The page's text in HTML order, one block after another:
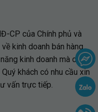
CP của Chính phủ và
kinh doanh bán hàng
kinh doanh mà chỉ là
khách có nhu cầu xin
vấn trực tiếp.